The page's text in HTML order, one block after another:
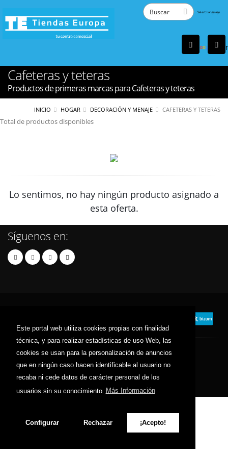
Este portal web utiliza cookies propias con finalidad
técnica, y para realizar estadísticas de uso Web, las
cookies se usan para la personalización de anuncios
que en ningún caso hacen identificable al usuario no
recaba ni cede datos de carácter personal de los
usuarios sin su conocimiento Más Información
Configurar Rechazar ¡Acepto!
by
Cafeteras y teteras
Productos de primeras marcas para Cafeteras y teteras
INICIO HOGAR DECORACIÓN Y MENAJE CAFETERAS Y TETERAS
Total de productos disponibles
Lo sentimos, no hay ningún producto asignado a
esta oferta.
Síguenos en:
© 2025 tiendaseuropa.com - Todos los derechos reservados.
Contacto
Términos y Condiciones
Política de Privacidad